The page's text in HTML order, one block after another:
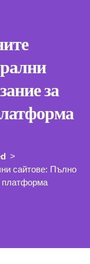
за
сайтове: Пълно
платформа